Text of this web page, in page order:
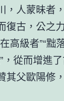
，人蒙昧者
古，公之
高級者”“黜
，從而增進
其父歐陽修